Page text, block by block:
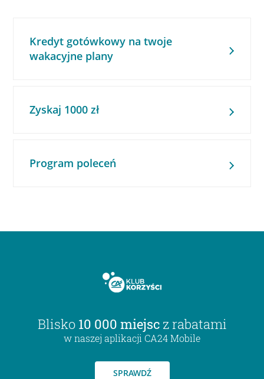
Kredyt gotówkowy na twoje
wakacyjne plany
Zyskaj 1000 zł
Program poleceń
Blisko 10 000 miejsc z rabatami
w naszej aplikacji CA24 Mobile
SPRAWDŹ